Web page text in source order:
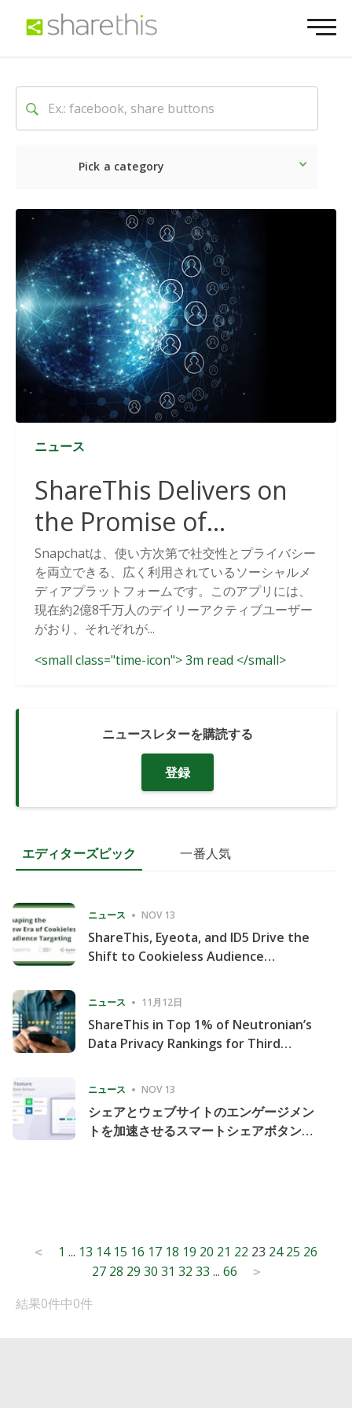
Pick a category
最新 ソーシャル マーケ
ニュース
ShareThis Delivers on
the Promise of
Cookieless Data
Solutions
Snapchatは、使い方次第で社交性とプライバシー
を両立できる、広く利用されているソーシャルメ
ディアプラットフォームです。このアプリには、
現在約2億8千万人のデイリーアクティブユーザー
がおり、それぞれが...
<small class="time-icon"> 3m read </small>
ニュースレターを購読する
登録
エディターズピック 一番人気
ニュース NOV 13
ShareThis, Eyeota, and ID5 Drive the
Shift to Cookieless Audience
ニュース 11月12日
ShareThis in Top 1% of Neutronian’s
Data Privacy Rankings for Third
ニュース NOV 13
シェアとウェブサイトのエンゲージメン
トを加速させるスマートシェアボタンの
Posts
pagination
< 1 ... 13 14 15 16 17 18 19 20 21 22 23 24 25 26
27 28 29 30 31 32 33 ... 66 >
結果0件中0件